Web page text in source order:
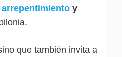
arrepentimiento y
que también invita a